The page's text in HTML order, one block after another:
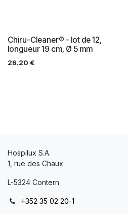
Chiru-Cleaner® - lot de 12,
longueur 19 cm, Ø 5 mm
26.20 €
Hospilux S.A.
1, rue des Chaux
L-5324 Contern
+352 35 02 20-1